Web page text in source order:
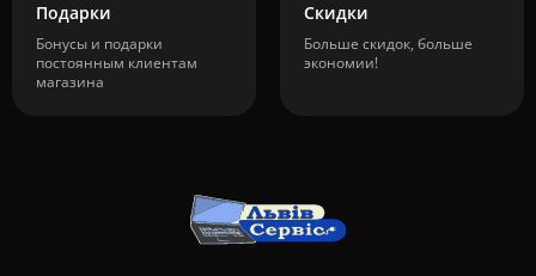
Подарки
Бонусы и подарки
постоянным клиентам
магазина
Скидки
Больше скидок, больше
экономии!